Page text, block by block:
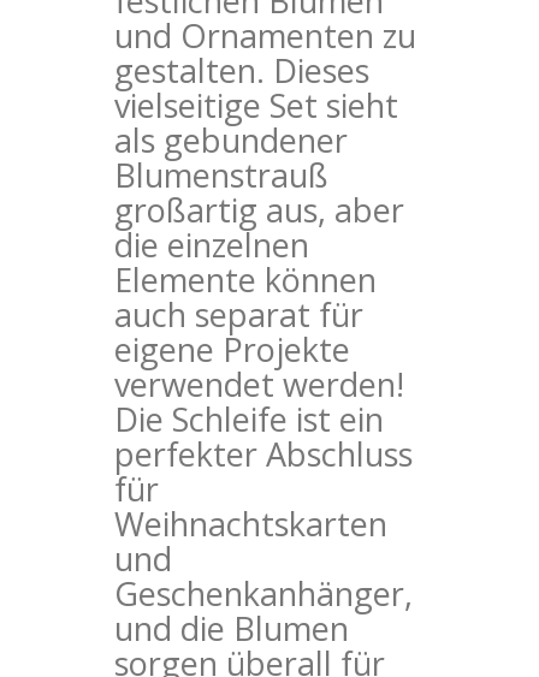
und Ornamenten zu
gestalten. Dieses
vielseitige Set sieht
als gebundener
Blumenstrauß
großartig aus, aber
die einzelnen
Elemente können
auch separat für
eigene Projekte
verwendet werden!
Die Schleife ist ein
perfekter Abschluss
für
Weihnachtskarten
und
Geschenkanhänger,
und die Blumen
sorgen überall für